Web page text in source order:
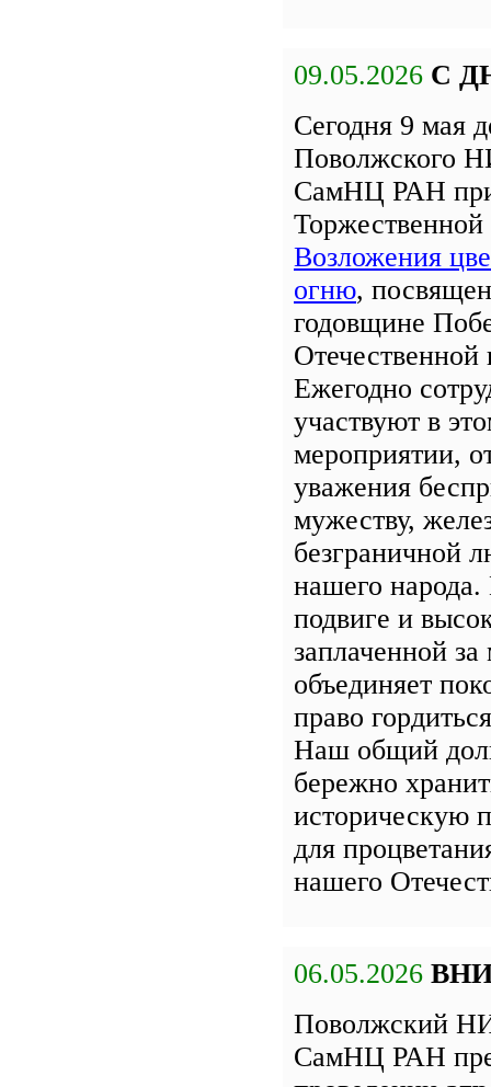
09.05.2026 С
Сегодня 9 мая
Поволжского
СамНЦ РАН
Возложения
огню,
годовщине
Отечественной
Ежегодно
участвуют в
мероприятии,
уважения
мужеству,
безграничной
нашего
подвиге и
заплаченной
объединяет
право
Наш общий
бережно
историческую
для
нашего
06.05.2026
Поволжский
СамНЦ РАН